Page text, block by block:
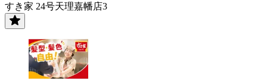
すき家 24号天理嘉幡店3